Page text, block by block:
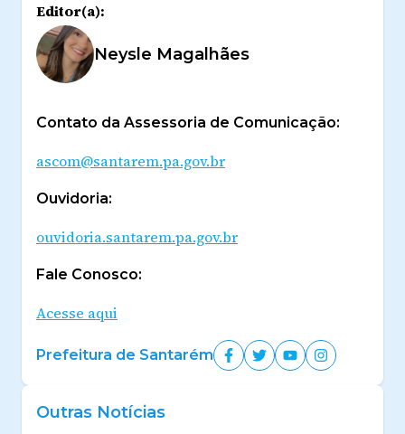
Editor(a):
Neysle Magalhães
Contato da Assessoria de Comunicação:
ascom@santarem.pa.gov.br
Ouvidoria:
ouvidoria.santarem.pa.gov.br
Fale Conosco:
Acesse aqui
Prefeitura de Santarém
Outras Notícias